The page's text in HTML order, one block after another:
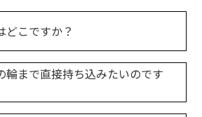
どこですか？
輪まで直接持ち込みたいのです